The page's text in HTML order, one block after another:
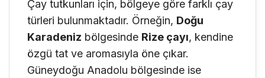
Çay tutkunları için, bölgeye göre farklı çay
türleri bulunmaktadır. Örneğin, Doğu
Karadeniz bölgesinde Rize çayı, kendine
özgü tat ve aromasıyla öne çıkar.
Güneydoğu Anadolu bölgesinde ise